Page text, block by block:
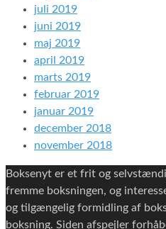
juli 2019
juni 2019
maj 2019
april 2019
marts 2019
februar 2019
januar 2019
december 2018
november 2018
Boksenyt er et frit og
fremme boksningen, og
og tilgængelig formidling af
boksning. Siden afspejler